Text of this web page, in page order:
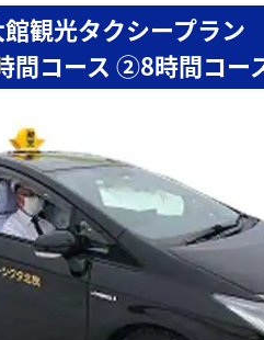
観光タクシープラン
コース ②8時間コー